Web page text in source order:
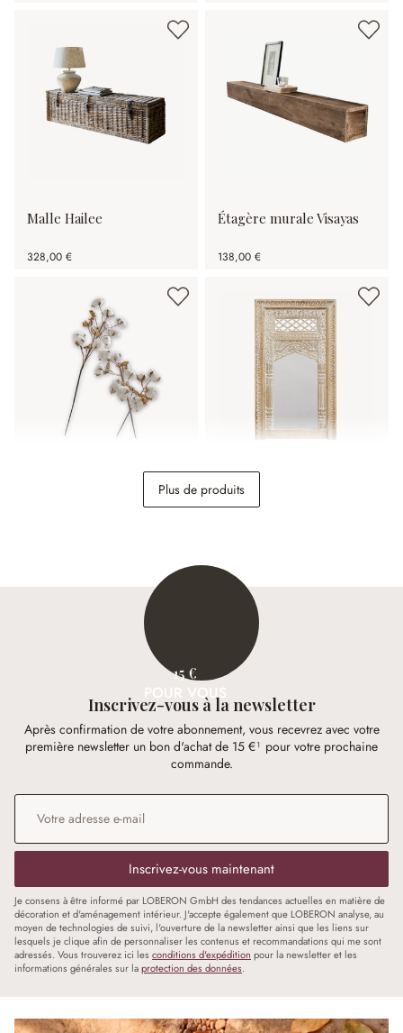
Malle Hailee
328,00 €
Étagère murale Visayas
138,00 €
Miroir Miette
Plus de produits
15 €
POUR VOUS
Inscrivez-vous à la newsletter
Après confirmation de votre abonnement, vous recevrez avec votre
première newsletter un bon d'achat de 15 €¹ pour votre prochaine
commande.
Adresse e-mail
Inscrivez-vous maintenant
Je consens à être informé par LOBERON GmbH des tendances actuelles en matière de
décoration et d'aménagement intérieur. J'accepte également que LOBERON analyse, au
moyen de technologies de suivi, l'ouverture de la newsletter ainsi que les liens sur
lesquels je clique afin de personnaliser les contenus et recommandations qui me sont
adressés. Vous trouverez ici les conditions d'expédition pour la newsletter et les
informations générales sur laprotection des données.